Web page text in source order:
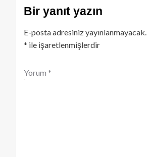
Bir yanıt yazın
E-posta adresiniz yayınlanmayacak.
* ile işaretlenmişlerdir
Yorum *